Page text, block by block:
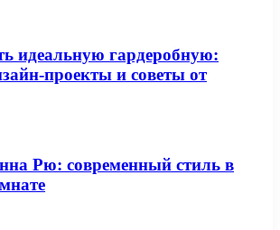
идеальную гардеробную:
проекты и советы от
Рю: современный стиль в